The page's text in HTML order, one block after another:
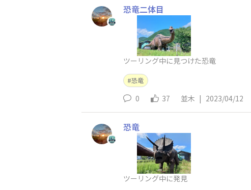
恐竜二体目
ツーリング中に見つけた恐竜
恐竜
0 37 並木 | 2023/04/12
恐竜
ツーリング中に発見